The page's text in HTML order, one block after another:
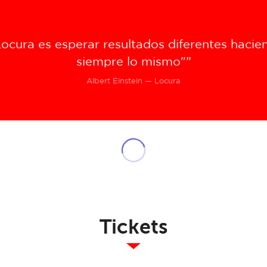
es esperar resultados diferentes
siempre lo mismo"”
Albert Einstein — Locura
Tickets